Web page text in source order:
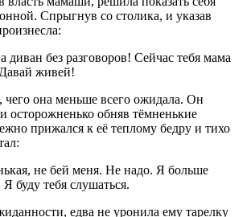
Спрыгнув со столика, и указав
без разговоров! Сейчас тебя мама
живей!
чего она меньше всего ожидала. Он
и осторожненько обняв тёмненькие
прижался к её теплому бедру и тихо
не бей меня. Не надо. Я больше
Я буду тебя слушаться.
едва не уронила ему тарелку